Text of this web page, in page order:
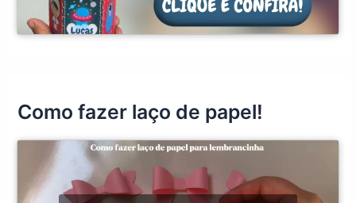
Como fazer laço de papel!